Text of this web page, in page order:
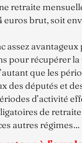
retraite
euros brut, soit
assez avantageux
pour récupérer
que les
des députés et
d’activité
de
autres régimes…